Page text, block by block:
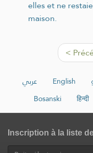
elles et ne
maison.
<
عربي English
Bosanski
हिन्दी
Inscription à la liste